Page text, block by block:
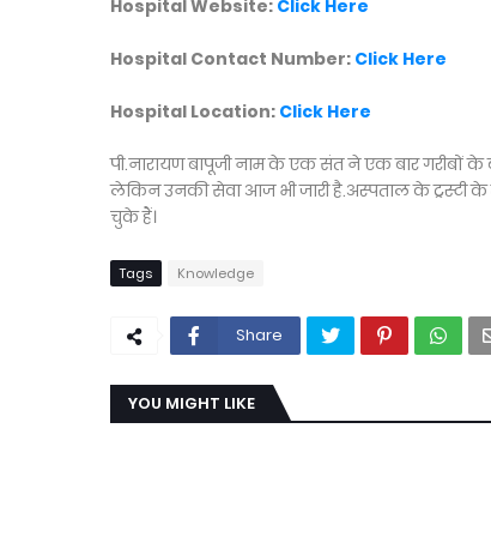
Hospital Website: Click Here
Hospital Contact Number: Click Here
Hospital Location: Click Here
पी.नारायण बापूजी नाम के एक संत ने एक बार गरीबों
लेकिन उनकी सेवा आज भी जारी है.अस्पताल के ट्रस्टी
चुके हैं।
Tags Knowledge
Share
YOU MIGHT LIKE